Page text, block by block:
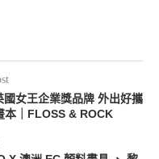
女王企業獎品牌 外出好攜
本｜FLOSS & ROCK